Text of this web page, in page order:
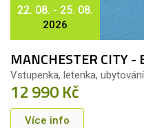
22. 08. - 25. 08.
2026
MANCHESTER CITY -
Vstupenka, letenka,
12 990 Kč
Více info